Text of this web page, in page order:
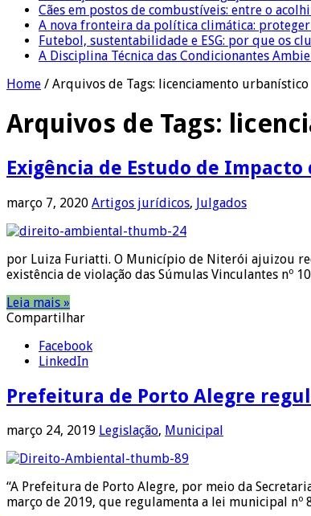
Cães em postos de combustíveis: entre o
A nova fronteira da política climática:
Futebol, sustentabilidade e ESG: por que os
A Disciplina Técnica das Condicionantes
Home / Arquivos de Tags: licenciamento urbanístico
Arquivos de Tags:
Exigência de Estudo de Impacto
março 7, 2020 Artigos jurídicos, Julgados
por Luiza Furiatti. O Município de Niterói ajuizou
existência de violação das Súmulas Vinculantes nº
Leia mais »
Compartilhar
Facebook
LinkedIn
Prefeitura de Porto Alegre
março 24, 2019 Legislação, Municipal
“A Prefeitura de Porto Alegre, por meio da
março de 2019, que regulamenta a lei municipal nº